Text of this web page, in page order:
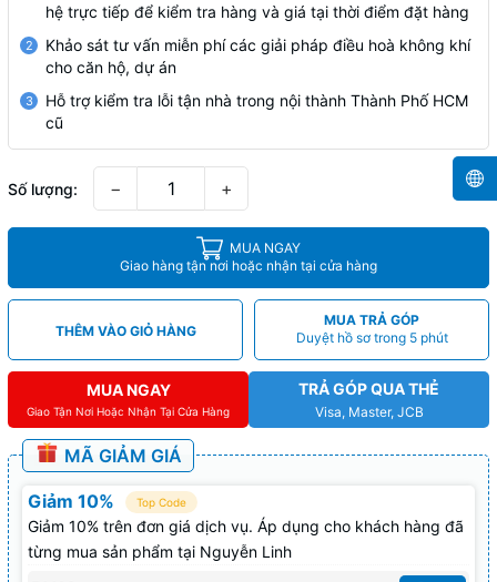
hệ trực tiếp để kiểm tra hàng và giá tại thời điểm đặt hàng
2
Khảo sát tư vấn miễn phí các giải pháp điều hoà không khí
cho căn hộ, dự án
3
Hỗ trợ kiểm tra lỗi tận nhà trong nội thành Thành Phố HCM
cũ
Số lượng: − +
MUA NGAY
Giao hàng tận nơi hoặc nhận tại cửa hàng
THÊM VÀO GIỎ HÀNG
MUA TRẢ GÓP
Duyệt hồ sơ trong 5 phút
MUA NGAY
Giao Tận Nơi Hoặc Nhận Tại Cửa Hàng
TRẢ GÓP QUA THẺ
Visa, Master, JCB
MÃ GIẢM GIÁ
Giảm 10% Top Code
Giảm 10% trên đơn giá dịch vụ. Áp dụng cho khách hàng đã
từng mua sản phẩm tại Nguyễn Linh